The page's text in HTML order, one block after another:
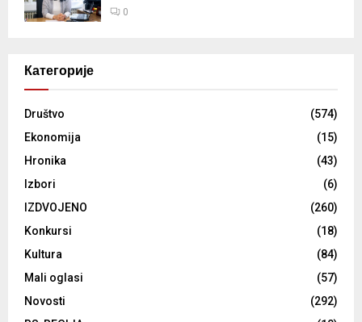
0
Категорије
Društvo
(574)
Ekonomija
(15)
Hronika
(43)
Izbori
(6)
IZDVOJENO
(260)
Konkursi
(18)
Kultura
(84)
Mali oglasi
(57)
Novosti
(292)